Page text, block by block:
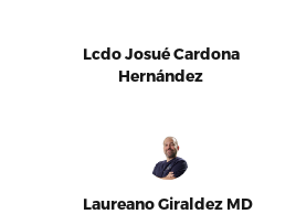
Lcdo Josué Cardona
Hernández
Laureano Giraldez MD